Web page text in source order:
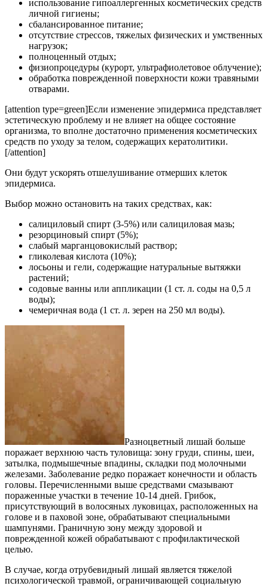
использование гипоаллергенных косметических средств
личной гигиены;
сбалансированное питание;
отсутствие стрессов, тяжелых физических и умственных
нагрузок;
полноценный отдых;
физиопроцедуры (курорт, ультрафиолетовое облучение);
обработка поврежденной поверхности кожи травяными
отварами.
[attention type=green]Если изменение эпидермиса представляет
эстетическую проблему и не влияет на общее состояние
организма, то вполне достаточно применения косметических
средств по уходу за телом, содержащих кератолитики.
[/attention]
Они будут ускорять отшелушивание отмерших клеток
эпидермиса.
Выбор можно остановить на таких средствах, как:
салициловый спирт (3-5%) или салициловая мазь;
резорциновый спирт (5%);
слабый марганцовокислый раствор;
гликолевая кислота (10%);
лосьоны и гели, содержащие натуральные вытяжки
растений;
содовые ванны или аппликации (1 ст. л. соды на 0,5 л
воды);
чемеричная вода (1 ст. л. зерен на 250 мл воды).
Разноцветный лишай больше
поражает верхнюю часть туловища: зону груди, спины, шеи,
затылка, подмышечные впадины, складки под молочными
железами. Заболевание редко поражает конечности и область
головы. Перечисленными выше средствами смазывают
пораженные участки в течение 10-14 дней. Грибок,
присутствующий в волосяных луковицах, расположенных на
голове и в паховой зоне, обрабатывают специальными
шампунями. Граничную зону между здоровой и
поврежденной кожей обрабатывают с профилактической
целью.
В случае, когда отрубевидный лишай является тяжелой
психологической травмой, ограничивающей социальную